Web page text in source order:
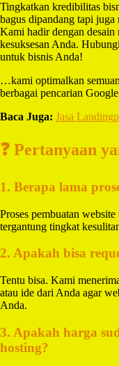
Tingkatkan kredibilitas
bagus dipandang tapi
Kami hadir dengan
kesuksesan Anda.
untuk bisnis Anda!
…kami optimalkan
berbagai pencarian
Baca Juga: Jasa
❓ Pertanyaan
1. Berapa lama
Proses pembuatan
tergantung tingkat
2. Apakah bisa
Tentu bisa. Kami
atau ide dari Anda agar
Anda.
3. Apakah harga
hosting?